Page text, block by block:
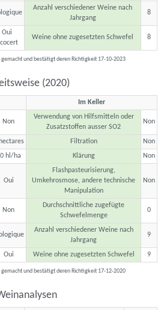
Anzahl verschiedener Weine nach
Jahrgang
8
Oui
Weine ohne zugesetzten Schwefel 8
gemacht und bestätigt deren Richtigkeit 17-10-2023
(2020)
Im Keller
Non
Verwendung von Hilfsmitteln oder
Zusatzstoffen ausser SO2
Non
Filtration
Non
hl/ha Klärung Non
Oui
Flashpasteurisierung,
Umkehrosmose, andere technische
Manipulation
Non
Non
Durchschnittliche zugefügte
Schwefelmenge
0
Anzahl verschiedener Weine nach
Jahrgang
9
Oui Weine ohne zugesetzten Schwefel 9
gemacht und bestätigt deren Richtigkeit 17-12-2020